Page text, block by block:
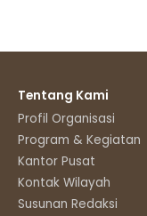
Tentang Kami
Profil Organisasi
Program & Kegiatan
Kantor Pusat
Kontak Wilayah
Susunan Redaksi